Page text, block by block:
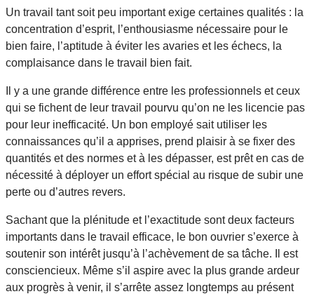
Un travail tant soit peu important exige certaines qualités : la
concentration d’esprit, l’enthousiasme nécessaire pour le
bien faire, l’aptitude à éviter les avaries et les échecs, la
complaisance dans le travail bien fait.
Il y a une grande différence entre les professionnels et ceux
qui se fichent de leur travail pourvu qu’on ne les licencie pas
pour leur inefficacité. Un bon employé sait utiliser les
connaissances qu’il a apprises, prend plaisir à se fixer des
quantités et des normes et à les dépasser, est prêt en cas de
nécessité à déployer un effort spécial au risque de subir une
perte ou d’autres revers.
Sachant que la plénitude et l’exactitude sont deux facteurs
importants dans le travail efficace, le bon ouvrier s’exerce à
soutenir son intérêt jusqu’à l’achèvement de sa tâche. Il est
consciencieux. Même s’il aspire avec la plus grande ardeur
aux progrès à venir, il s’arrête assez longtemps au présent